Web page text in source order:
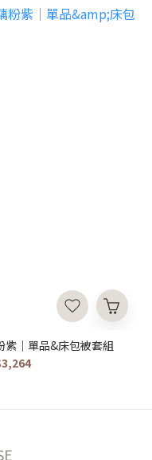
｜單品&床包被套組